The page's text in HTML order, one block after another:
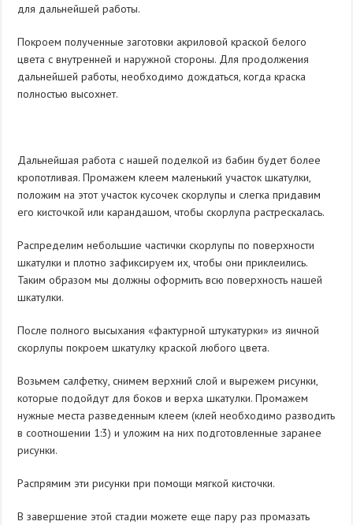
для дальнейшей работы.
Покроем полученные заготовки акриловой краской белого
цвета с внутренней и наружной стороны. Для продолжения
дальнейшей работы, необходимо дождаться, когда краска
полностью высохнет.
Дальнейшая работа с нашей поделкой из бабин будет более
кропотливая. Промажем клеем маленький участок шкатулки,
положим на этот участок кусочек скорлупы и слегка придавим
его кисточкой или карандашом, чтобы скорлупа растрескалась.
Распределим небольшие частички скорлупы по поверхности
шкатулки и плотно зафиксируем их, чтобы они приклеились.
Таким образом мы должны оформить всю поверхность нашей
шкатулки.
После полного высыхания «фактурной штукатурки» из яичной
скорлупы покроем шкатулку краской любого цвета.
Возьмем салфетку, снимем верхний слой и вырежем рисунки,
которые подойдут для боков и верха шкатулки. Промажем
нужные места разведенным клеем (клей необходимо разводить
в соотношении 1:3) и уложим на них подготовленные заранее
рисунки.
Распрямим эти рисунки при помощи мягкой кисточки.
В завершение этой стадии можете еще пару раз промазать